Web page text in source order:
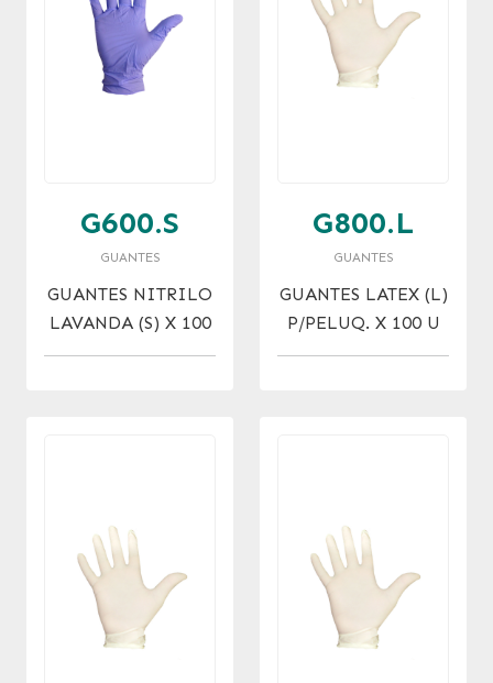
G600.S
GUANTES
GUANTES NITRILO
LAVANDA (S) X 100
G800.L
GUANTES
GUANTES LATEX (L)
P/PELUQ. X 100 U